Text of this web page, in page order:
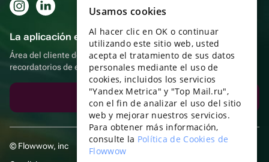
La aplicación es aún más práctica.
Área del cliente del destinatario, más bonos por compras y
recordatorios de eventos
Descargar la aplicación
© Flowwow, inc
ENGLISH
UKRAINIAN
PORTUGUESE
SPANISH
HUNGARIAN
ITALIAN
Usamos cookies
Al hacer clic en OK o continuar
utilizando este sitio web, usted
acepta el tratamiento de sus datos
personales mediante el uso de
cookies, incluidos los servicios
"Yandex Metrica" y "Top Mail.ru",
con el fin de analizar el uso del sitio
web y mejorar nuestros servicios.
Para obtener más información,
consulte la Política de Cookies de
Flowwow